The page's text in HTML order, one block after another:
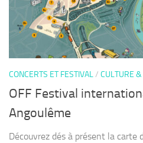
CONCERTS ET FESTIVAL/ CULTURE &
OFF Festival
Angoulême
Découvrez dés à présent la carte